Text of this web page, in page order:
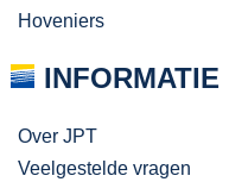
Hoveniers
INFORMATIE
Over JPT
Veelgestelde vragen